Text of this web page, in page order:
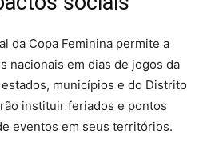
da Copa Feminina permite a
nacionais em dias de jogos da
municípios e do Distrito
instituir feriados e pontos
eventos em seus territórios.